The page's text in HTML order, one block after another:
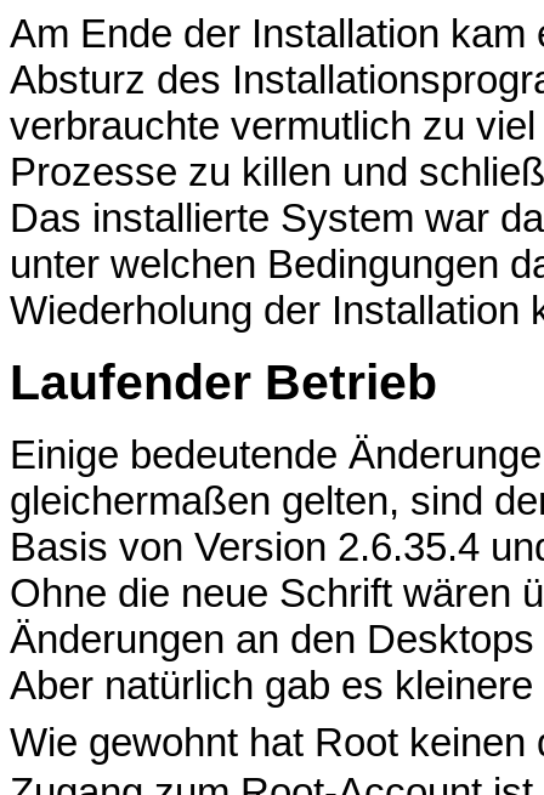
Am Ende der Installation
Absturz des
verbrauchte vermutlich zu
Prozesse zu killen und
Das installierte System war
unter welchen Bedingungen
Wiederholung der Installation
Laufender Betrieb
Einige bedeutende
gleichermaßen gelten, sind
Basis von Version 2.6.35.4
Ohne die neue Schrift wären
Änderungen an den
Aber natürlich gab es
Wie gewohnt hat Root